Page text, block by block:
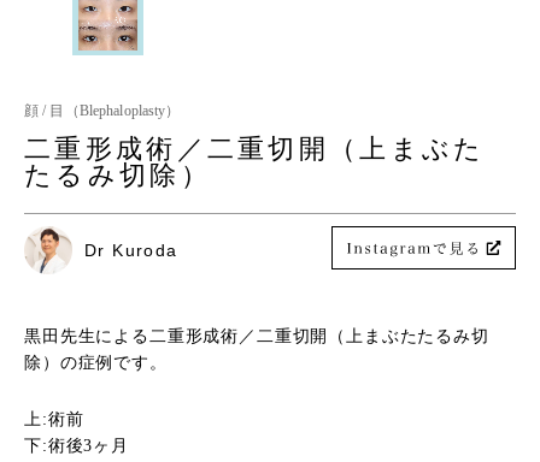
顔 / 目（Blephaloplasty）
二重形成術／二重切開（上まぶた
たるみ切除）
Dr Kuroda
黒田先生による二重形成術／二重切開（上まぶたたるみ切
除）の症例です。
上:術前
下:術後3ヶ月